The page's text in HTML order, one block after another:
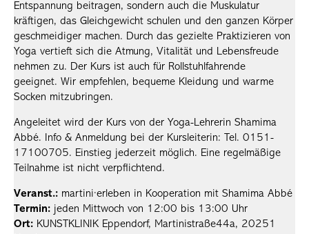
Entspannung beitragen, sondern auch die Muskulatur
kräftigen, das Gleichgewicht schulen und den ganzen Körper
geschmeidiger machen. Durch das gezielte Praktizieren von
Yoga vertieft sich die Atmung, Vitalität und Lebensfreude
nehmen zu. Der Kurs ist auch für Rollstuhlfahrende
geeignet. Wir empfehlen, bequeme Kleidung und warme
Socken mitzubringen.
Angeleitet wird der Kurs von der Yoga-Lehrerin Shamima
Abbé. Info & Anmeldung bei der Kursleiterin: Tel. 0151-
17100705. Einstieg jederzeit möglich. Eine regelmäßige
Teilnahme ist nicht verpflichtend.
Veranst.: martini·erleben in Kooperation mit Shamima Abbé
Termin: jeden Mittwoch von 12:00 bis 13:00 Uhr
Ort: KUNSTKLINIK Eppendorf, Martinistraße44a, 20251